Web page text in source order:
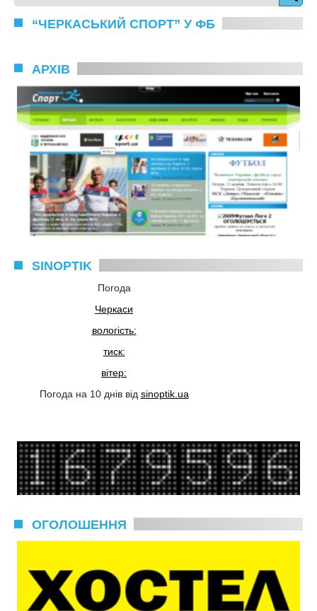
“ЧЕРКАСЬКИЙ СПОРТ” У ФБ
АРХІВ
SINOPTIK
Погода
Черкаси
вологість:
тиск:
вітер:
Погода на 10 днів від sinoptik.ua
ОГОЛОШЕННЯ